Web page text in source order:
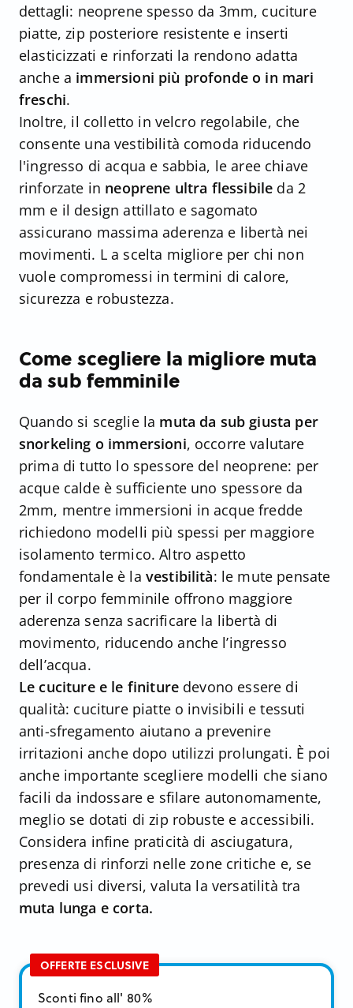
dettagli: neoprene spesso da 3mm, cuciture
piatte, zip posteriore resistente e inserti
elasticizzati e rinforzati la rendono adatta
anche a immersioni più profonde o in mari
freschi.
Inoltre, il colletto in velcro regolabile, che
consente una vestibilità comoda riducendo
l'ingresso di acqua e sabbia, le aree chiave
rinforzate in neoprene ultra flessibile da 2
mm e il design attillato e sagomato
assicurano massima aderenza e libertà nei
movimenti. L a scelta migliore per chi non
vuole compromessi in termini di calore,
sicurezza e robustezza.
Come scegliere la migliore muta
da sub femminile
Quando si sceglie la muta da sub giusta per
snorkeling o immersioni, occorre valutare
prima di tutto lo spessore del neoprene: per
acque calde è sufficiente uno spessore da
2mm, mentre immersioni in acque fredde
richiedono modelli più spessi per maggiore
isolamento termico. Altro aspetto
fondamentale è la vestibilità: le mute pensate
per il corpo femminile offrono maggiore
aderenza senza sacrificare la libertà di
movimento, riducendo anche l’ingresso
dell’acqua.
Le cuciture e le finiture devono essere di
qualità: cuciture piatte o invisibili e tessuti
anti-sfregamento aiutano a prevenire
irritazioni anche dopo utilizzi prolungati. È poi
anche importante scegliere modelli che siano
facili da indossare e sfilare autonomamente,
meglio se dotati di zip robuste e accessibili.
Considera infine praticità di asciugatura,
presenza di rinforzi nelle zone critiche e, se
prevedi usi diversi, valuta la versatilità tra
muta lunga e corta.
OFFERTE ESCLUSIVE
Sconti fino all' 80%